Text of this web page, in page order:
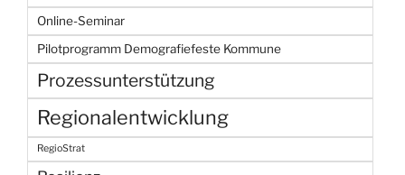
Online-Seminar
Pilotprogramm Demografiefeste Kommune
Prozessunterstützung
Regionalentwicklung
RegioStrat